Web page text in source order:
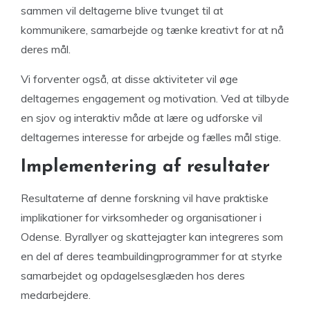
sammen vil deltagerne blive tvunget til at
kommunikere, samarbejde og tænke kreativt for at nå
deres mål.
Vi forventer også, at disse aktiviteter vil øge
deltagernes engagement og motivation. Ved at tilbyde
en sjov og interaktiv måde at lære og udforske vil
deltagernes interesse for arbejde og fælles mål stige.
Implementering af resultater
Resultaterne af denne forskning vil have praktiske
implikationer for virksomheder og organisationer i
Odense. Byrallyer og skattejagter kan integreres som
en del af deres teambuildingprogrammer for at styrke
samarbejdet og opdagelsesglæden hos deres
medarbejdere.